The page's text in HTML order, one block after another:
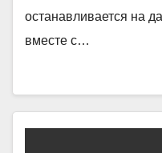
останавливается на
вместе с…